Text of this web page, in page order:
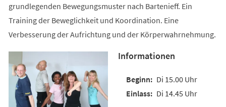
grundlegenden Bewegungsmuster nach Bartenieff. Ein
Training der Beweglichkeit und Koordination. Eine
Verbesserung der Aufrichtung und der Körperwahrnehmung.
Informationen
Di 15.00 Uhr
Di 14.45 Uhr